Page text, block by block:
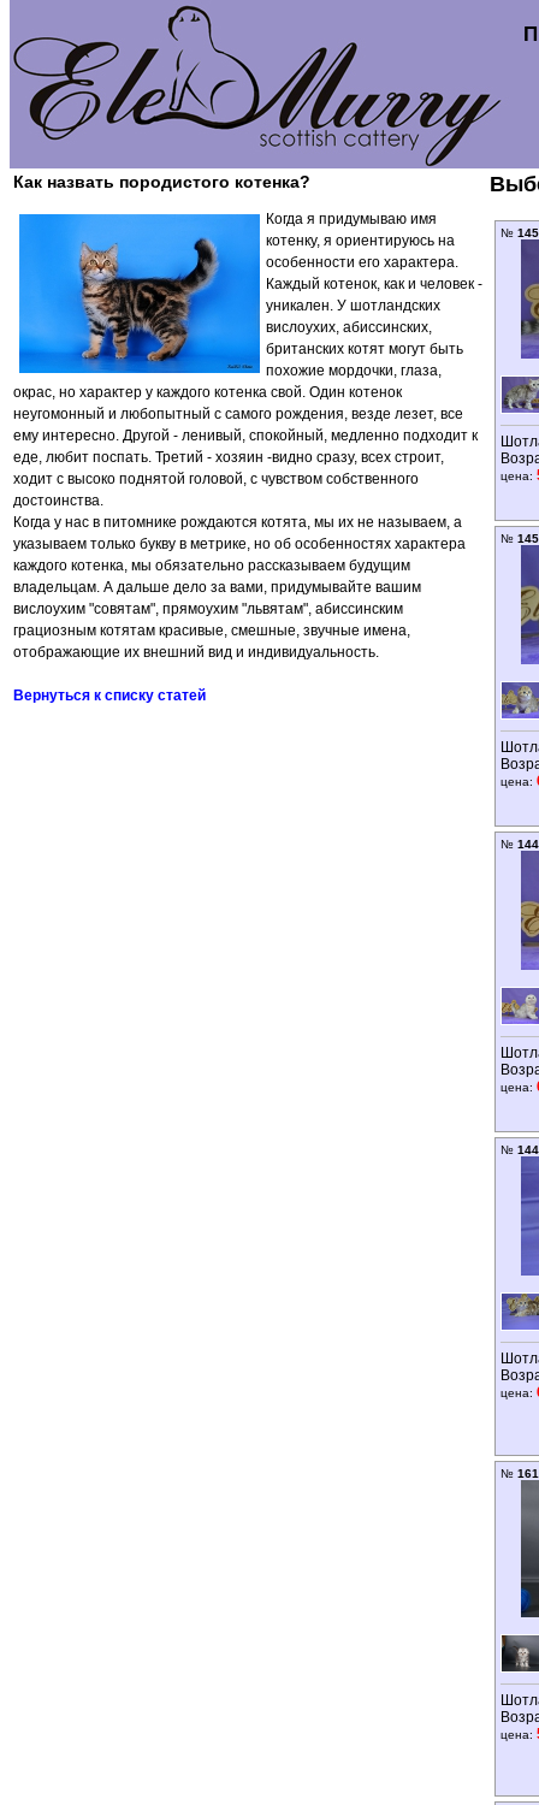
Как назвать породистого котенка?
Когда я придумываю имя
котенку, я ориентируюсь на
особенности его характера.
Каждый котенок, как и человек -
уникален. У шотландских
вислоухих, абиссинских,
британских котят могут быть
похожие мордочки, глаза,
окрас, но характер у каждого котенка свой. Один котенок
неугомонный и любопытный с самого рождения, везде лезет, все
ему интересно. Другой - ленивый, спокойный, медленно подходит к
еде, любит поспать. Третий - хозяин -видно сразу, всех строит,
ходит с высоко поднятой головой, с чувством собственного
достоинства.
Когда у нас в питомнике рождаются котята, мы их не называем, а
указываем только букву в метрике, но об особенностях характера
каждого котенка, мы обязательно рассказываем будущим
владельцам. А дальше дело за вами, придумывайте вашим
вислоухим "совятам", прямоухим "львятам", абиссинским
грациозным котятам красивые, смешные, звучные имена,
отображающие их внешний вид и индивидуальность.
Вернуться к списку статей
№
цена:
№
цена:
№
цена:
№
цена:
№ 161
цена: